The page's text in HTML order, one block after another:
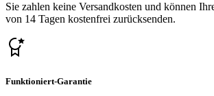
Sie zahlen keine Versandkosten und können
von 14 Tagen kostenfrei zurücksenden.
Funktioniert-Garantie